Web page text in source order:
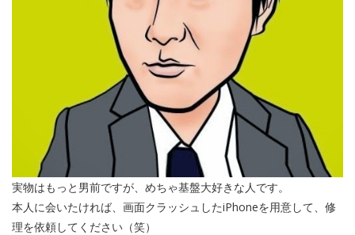
実物はもっと男前ですが、めちゃ基盤大好きな人です。
本人に会いたければ、画面クラッシュしたiPhoneを用意して、修
理を依頼してください（笑）